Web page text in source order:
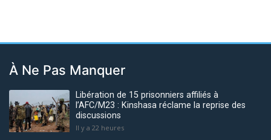
À Ne Pas Manquer
Libération de 15 prisonniers affiliés à
l’AFC/M23 : Kinshasa réclame la reprise des
discussions
Il y a 22 heures